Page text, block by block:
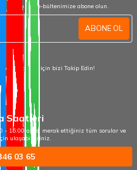
olmak için e-bültenimize abone olun.
ABONE OL
olmak için bizi Takip Edin!
Saatleri
- 15:00 arası merak ettiğiniz tüm sorular ve
ulaşabilirsiniz.
03 65